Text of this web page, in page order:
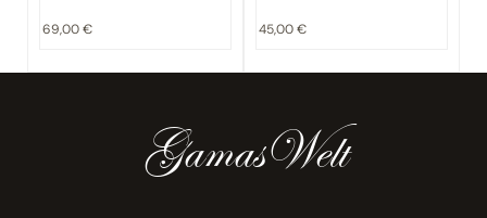
69,00€ 45,00€
Gamas welt